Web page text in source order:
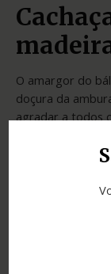
O amargor do
doçura da
agradar a todos
Adicionar